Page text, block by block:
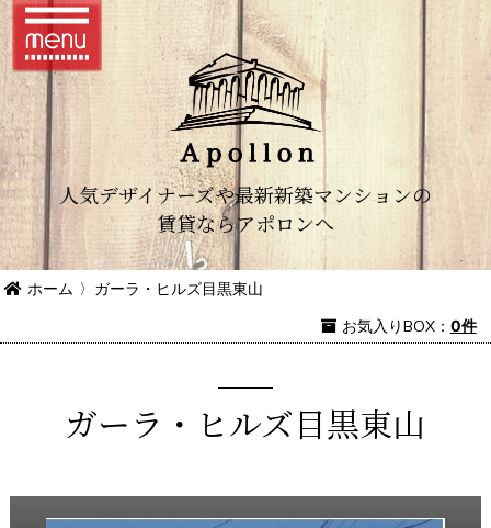
人気デザイナーズや最新新築マンションの
賃貸ならアポロンへ
ホーム 〉 ガーラ・ヒルズ目黒東山
お気入りBOX： 0件
ガーラ・ヒルズ目黒東山